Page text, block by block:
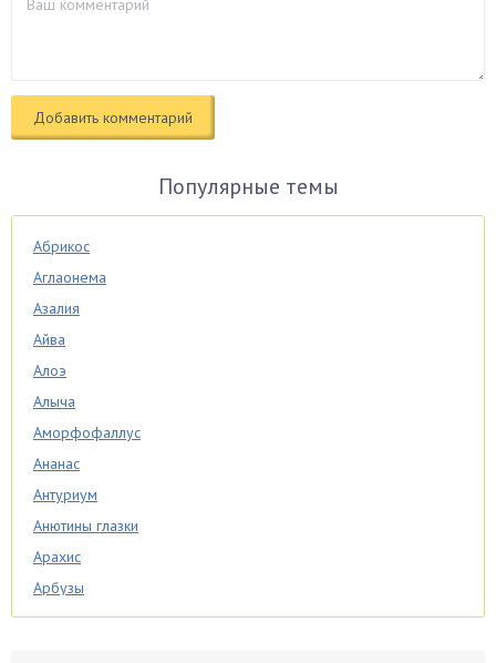
Популярные темы
Абрикос
Аглаонема
Азалия
Айва
Алоэ
Алыча
Аморфофаллус
Ананас
Антуриум
Анютины глазки
Арахис
Арбузы
Аспарагус